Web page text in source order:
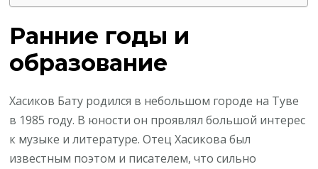
Ранние годы и
образование
Хасиков Бату родился в небольшом городе на Туве
в 1985 году. В юности он проявлял большой интерес
к музыке и литературе. Отец Хасикова был
известным поэтом и писателем, что сильно